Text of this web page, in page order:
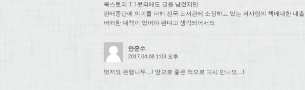
북스토리 1:1문의에도 글을 남겼지만
판매중단에 의미를 더해 전국 도서관에 소장하고 있는 저사람의 책에대한 대
어떠한 대책이 있어야 된다고 생각되어서요
안윤수
2017.04.08 1:03 오후
멋저요 은행나무…! 앞으로 좋은 책으로 다시 만나요…!